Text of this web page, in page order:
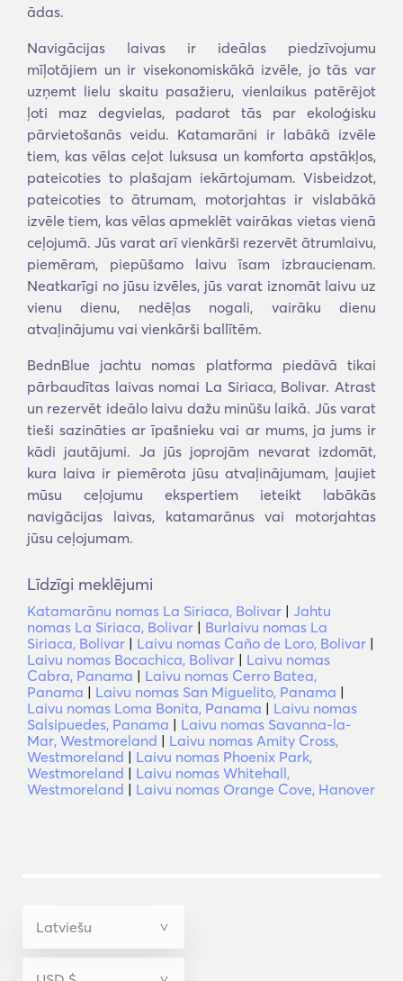
ādas.
Navigācijas laivas ir ideālas piedzīvojumu
mīļotājiem un ir visekonomiskākā izvēle, jo tās var
uzņemt lielu skaitu pasažieru, vienlaikus patērējot
ļoti maz degvielas, padarot tās par ekoloģisku
pārvietošanās veidu. Katamarāni ir labākā izvēle
tiem, kas vēlas ceļot luksusa un komforta apstākļos,
pateicoties to plašajam iekārtojumam. Visbeidzot,
pateicoties to ātrumam, motorjahtas ir vislabākā
izvēle tiem, kas vēlas apmeklēt vairākas vietas vienā
ceļojumā. Jūs varat arī vienkārši rezervēt ātrumlaivu,
piemēram, piepūšamo laivu īsam izbraucienam.
Neatkarīgi no jūsu izvēles, jūs varat iznomāt laivu uz
vienu dienu, nedēļas nogali, vairāku dienu
atvaļinājumu vai vienkārši ballītēm.
BednBlue jachtu nomas platforma piedāvā tikai
pārbaudītas laivas nomai La Siriaca, Bolivar. Atrast
un rezervēt ideālo laivu dažu minūšu laikā. Jūs varat
tieši sazināties ar īpašnieku vai ar mums, ja jums ir
kādi jautājumi. Ja jūs joprojām nevarat izdomāt,
kura laiva ir piemērota jūsu atvaļinājumam, ļaujiet
mūsu ceļojumu ekspertiem ieteikt labākās
navigācijas laivas, katamarānus vai motorjahtas
jūsu ceļojumam.
Līdzīgi meklējumi
Katamarānu nomas La Siriaca, Bolivar | Jahtu
nomas La Siriaca, Bolivar | Burlaivu nomas La
Siriaca, Bolivar | Laivu nomas Caño de Loro, Bolivar |
Laivu nomas Bocachica, Bolivar | Laivu nomas
Cabra, Panama | Laivu nomas Cerro Batea,
Panama | Laivu nomas San Miguelito, Panama |
Laivu nomas Loma Bonita, Panama | Laivu nomas
Salsipuedes, Panama | Laivu nomas Savanna-la-
Mar, Westmoreland | Laivu nomas Amity Cross,
Westmoreland | Laivu nomas Phoenix Park,
Westmoreland | Laivu nomas Whitehall,
Westmoreland | Laivu nomas Orange Cove, Hanover